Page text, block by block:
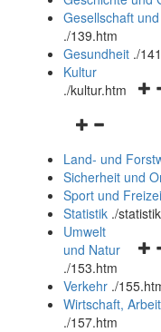
Gesellschaft
./139.htm
Gesundheit ./
Kultur
./kultur.htm
und
schließen
Land- und
Sicherheit und
Sport und
Statistik ./
und
Umwelt
und Natur
./153.htm
Verkehr ./
Wirtschaft,
./157.htm